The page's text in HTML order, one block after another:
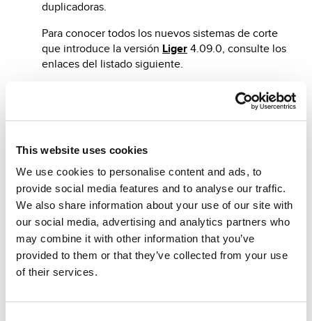
This website uses cookies
We use cookies to personalise content and ads, to
provide social media features and to analyse our traffic.
We also share information about your use of our site with
our social media, advertising and analytics partners who
may combine it with other information that you’ve
provided to them or that they’ve collected from your use
of their services.
duplicadoras.
Para conocer todos los nuevos sistemas de corte
que introduce la versión Liger 4.09.0, consulte los
enlaces del listado siguiente.
Haz clic aquípara las nuevas llaves de 994 Laser!
Haz clic aquí
para las nuevas llaves de Gymkana!
Haz clic aquí para las nuevas llaves de Messenger!
para las nuevas llaves de Ninja Laser!
Haz clic aquípara las nuevas llaves de Ninja Total!
Haz clic aquí
para las nuevas llaves de Ninja
Vortex!